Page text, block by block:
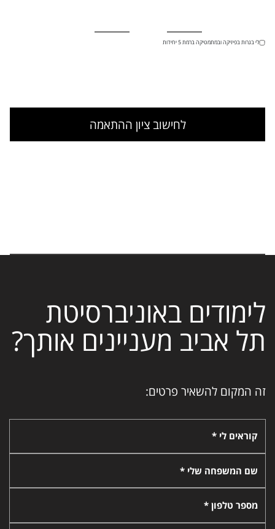
יש לי בגרות בפיזיקה ובמתמטיקה ברמת 5 יחידות
לחישוב ציון ההתאמה
לימודים באוניברסיטת
תל אביב מעניינים אותך?
זה המקום להשאיר פרטים:
קוראים לי *
שם המשפחה שלי *
מספר טלפון *